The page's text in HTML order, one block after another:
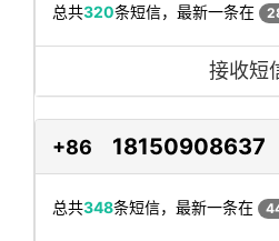
总共320条短信，最新一条在
接收短
+86 18150908637
总共348条短信，最新一条在